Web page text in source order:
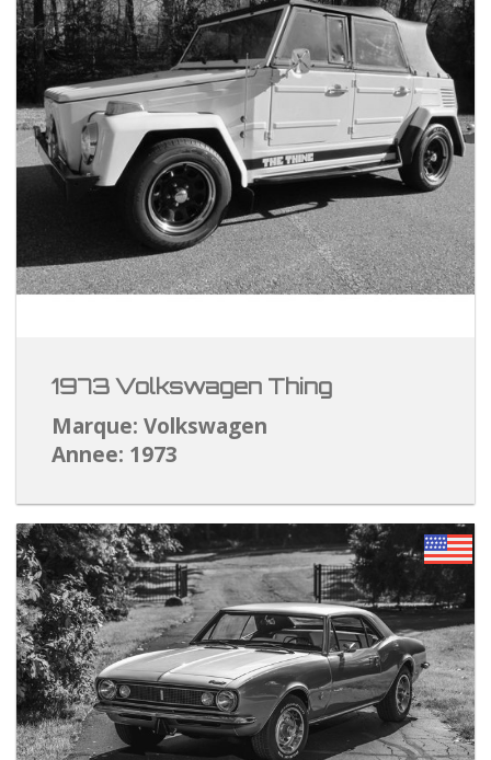
1973 Volkswagen Thing
Marque: Volkswagen
Annee: 1973